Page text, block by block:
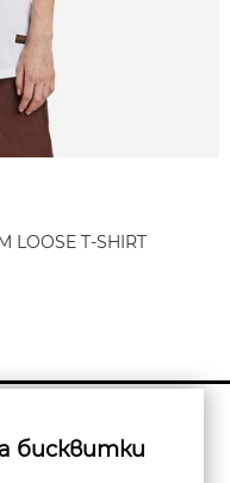
LOOSE T-SHIRT
Абониране
бисквитки